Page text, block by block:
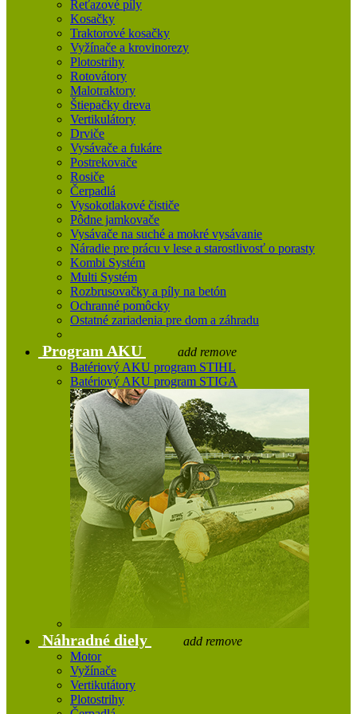
Reťazové píly
Kosačky
Traktorové kosačky
Vyžínače a krovinorezy
Plotostrihy
Rotovátory
Malotraktory
Štiepačky dreva
Vertikulátory
Drviče
Vysávače a fukáre
Postrekovače
Rosiče
Čerpadlá
Vysokotlakové čističe
Pôdne jamkovače
Vysávače na suché a mokré vysávanie
Náradie pre prácu v lese a starostlivosť o porasty
Kombi Systém
Multi Systém
Rozbrusovačky a píly na betón
Ochranné pomôcky
Ostatné zariadenia pre dom a záhradu
Program AKU add remove
Batériový AKU program STIHL
Batériový AKU program STIGA
Náhradné diely add remove
Motor
Vyžínače
Vertikutátory
Plotostrihy